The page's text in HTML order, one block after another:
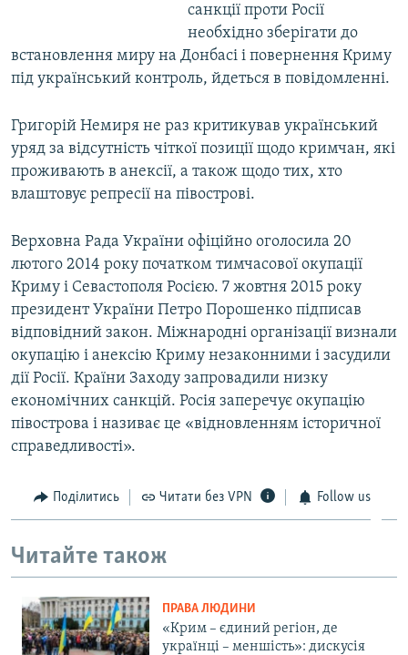
санкції проти Росії
необхідно зберігати до
встановлення миру на Донбасі і повернення Криму
під український контроль, йдеться в повідомленні.
Григорій Немиря не раз критикував український
уряд за відсутність чіткої позиції щодо кримчан, які
проживають в анексії, а також щодо тих, хто
влаштовує репресії на півострові.
Верховна Рада України офіційно оголосила 20
лютого 2014 року початком тимчасової окупації
Криму і Севастополя Росією. 7 жовтня 2015 року
президент України Петро Порошенко підписав
відповідний закон. Міжнародні організації визнали
окупацію і анексію Криму незаконними і засудили
дії Росії. Країни Заходу запровадили низку
економічних санкцій. Росія заперечує окупацію
півострова і називає це «відновленням історичної
справедливості».
Поділитись Читати без VPN Follow us
Читайте також
ПРАВА ЛЮДИНИ
«Крим – єдиний регіон, де
українці – меншість»: дискусія